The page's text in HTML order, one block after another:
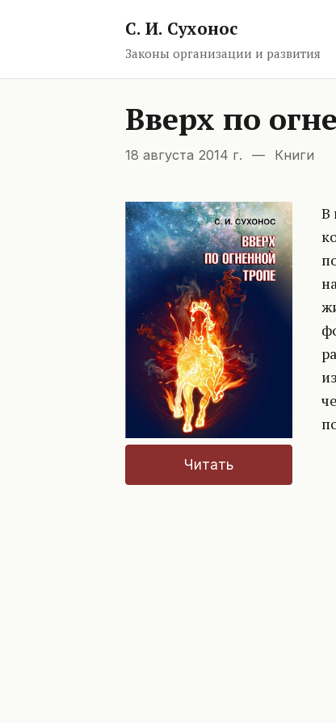
С. И. Сухонос
Законы организации и развития
Вверх по
18 августа 2014 г. — Книги
Читать
В